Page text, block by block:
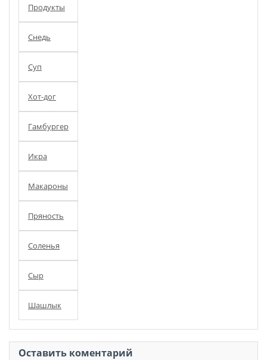
Продукты
Снедь
Суп
Хот-дог
Гамбургер
Икра
Макароны
Пряность
Соленья
Сыр
Шашлык
Оставить коментарий